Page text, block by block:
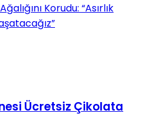
Korudu: “Asırlık
Ücretsiz Çikolata